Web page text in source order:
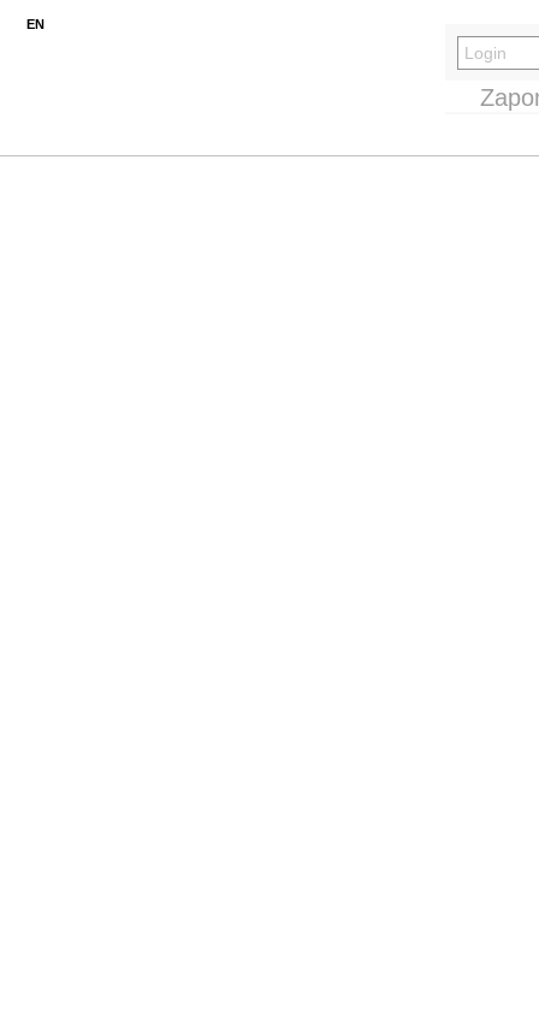
EN